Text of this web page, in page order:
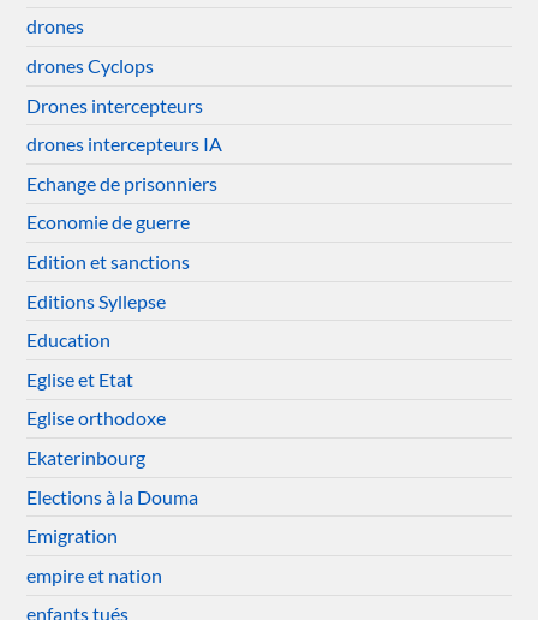
drones
drones Cyclops
Drones intercepteurs
drones intercepteurs IA
Echange de prisonniers
Economie de guerre
Edition et sanctions
Editions Syllepse
Education
Eglise et Etat
Eglise orthodoxe
Ekaterinbourg
Elections à la Douma
Emigration
empire et nation
enfants tués